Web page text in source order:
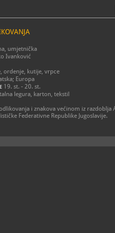
umjetnička
Ivanković
ordenje, kutije, vrpce
Europa
19. st. - 20. st.
legura, karton, tekstil
i znakova većinom iz
Federativne Republike Jugoslavije.